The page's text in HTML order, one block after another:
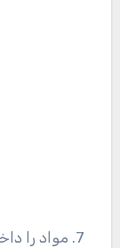
7. مواد را داخل تاوه بریزید.